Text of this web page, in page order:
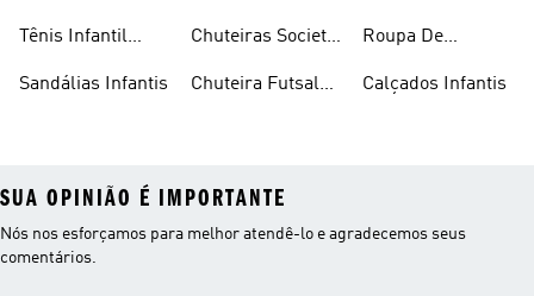
Tênis Infantil
Sandálias Infantis
Chuteiras Society
Chuteira Futsal
Roupa De
Calçados Infantis
SUA OPINIÃO É IMPORTANTE
Nós nos esforçamos para melhor atendê-lo e agradecemos seus
comentários.